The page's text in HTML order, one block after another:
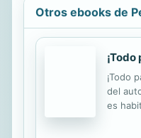
Otros ebooks de
¡Todo
¡Todo
del
es